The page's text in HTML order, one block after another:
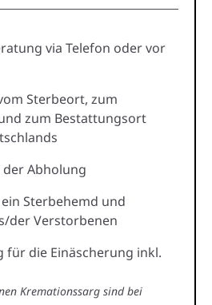
via Telefon oder vor
Sterbeort, zum
zum Bestattungsort
Abholung
Sterbehemd und
der Verstorbenen
für die Einäscherung inkl.
Kremationssarg sind bei